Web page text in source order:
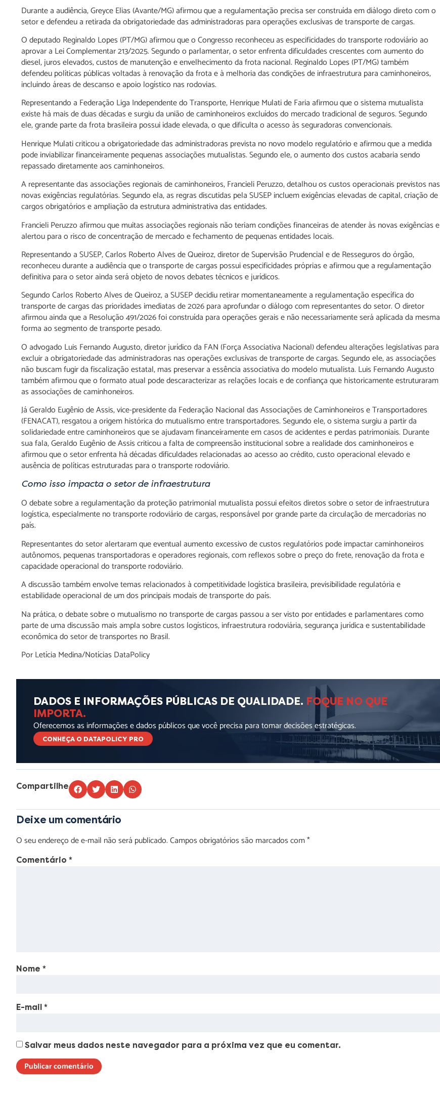
Durante a audiência, Greyce Elias (Avante/MG) afirmou que a regulamentação precisa ser construída em diálogo direto com o
setor e defendeu a retirada da obrigatoriedade das administradoras para operações exclusivas de transporte de cargas.
O deputado Reginaldo Lopes (PT/MG) afirmou que o Congresso reconheceu as especificidades do transporte rodoviário ao
aprovar a Lei Complementar 213/2025. Segundo o parlamentar, o setor enfrenta dificuldades crescentes com aumento do
diesel, juros elevados, custos de manutenção e envelhecimento da frota nacional. Reginaldo Lopes (PT/MG) também
defendeu políticas públicas voltadas à renovação da frota e à melhoria das condições de infraestrutura para caminhoneiros,
incluindo áreas de descanso e apoio logístico nas rodovias.
Representando a Federação Liga Independente do Transporte, Henrique Mulati de Faria afirmou que o sistema mutualista
existe há mais de duas décadas e surgiu da união de caminhoneiros excluídos do mercado tradicional de seguros. Segundo
ele, grande parte da frota brasileira possui idade elevada, o que dificulta o acesso às seguradoras convencionais.
Henrique Mulati criticou a obrigatoriedade das administradoras prevista no novo modelo regulatório e afirmou que a medida
pode inviabilizar financeiramente pequenas associações mutualistas. Segundo ele, o aumento dos custos acabaria sendo
repassado diretamente aos caminhoneiros.
A representante das associações regionais de caminhoneiros, Francieli Peruzzo, detalhou os custos operacionais previstos nas
novas exigências regulatórias. Segundo ela, as regras discutidas pela SUSEP incluem exigências elevadas de capital, criação de
cargos obrigatórios e ampliação da estrutura administrativa das entidades.
Francieli Peruzzo afirmou que muitas associações regionais não teriam condições financeiras de atender às novas exigências e
alertou para o risco de concentração de mercado e fechamento de pequenas entidades locais.
Representando a SUSEP, Carlos Roberto Alves de Queiroz, diretor de Supervisão Prudencial e de Resseguros do órgão,
reconheceu durante a audiência que o transporte de cargas possui especificidades próprias e afirmou que a regulamentação
definitiva para o setor ainda será objeto de novos debates técnicos e jurídicos.
Segundo Carlos Roberto Alves de Queiroz, a SUSEP decidiu retirar momentaneamente a regulamentação específica do
transporte de cargas das prioridades imediatas de 2026 para aprofundar o diálogo com representantes do setor. O diretor
afirmou ainda que a Resolução 491/2026 foi construída para operações gerais e não necessariamente será aplicada da mesma
forma ao segmento de transporte pesado.
O advogado Luis Fernando Augusto, diretor jurídico da FAN (Força Associativa Nacional) defendeu alterações legislativas para
excluir a obrigatoriedade das administradoras nas operações exclusivas de transporte de cargas. Segundo ele, as associações
não buscam fugir da fiscalização estatal, mas preservar a essência associativa do modelo mutualista. Luis Fernando Augusto
também afirmou que o formato atual pode descaracterizar as relações locais e de confiança que historicamente estruturaram
as associações de caminhoneiros.
Já Geraldo Eugênio de Assis, vice-presidente da Federação Nacional das Associações de Caminhoneiros e Transportadores
(FENACAT), resgatou a origem histórica do mutualismo entre transportadores. Segundo ele, o sistema surgiu a partir da
solidariedade entre caminhoneiros que se ajudavam financeiramente em casos de acidentes e perdas patrimoniais. Durante
sua fala, Geraldo Eugênio de Assis criticou a falta de compreensão institucional sobre a realidade dos caminhoneiros e
afirmou que o setor enfrenta há décadas dificuldades relacionadas ao acesso ao crédito, custo operacional elevado e
ausência de políticas estruturadas para o transporte rodoviário.
Como isso impacta o setor de infraestrutura
O debate sobre a regulamentação da proteção patrimonial mutualista possui efeitos diretos sobre o setor de infraestrutura
logística, especialmente no transporte rodoviário de cargas, responsável por grande parte da circulação de mercadorias no
país.
Representantes do setor alertaram que eventual aumento excessivo de custos regulatórios pode impactar caminhoneiros
autônomos, pequenas transportadoras e operadores regionais, com reflexos sobre o preço do frete, renovação da frota e
capacidade operacional do transporte rodoviário.
A discussão também envolve temas relacionados à competitividade logística brasileira, previsibilidade regulatória e
estabilidade operacional de um dos principais modais de transporte do país.
Na prática, o debate sobre o mutualismo no transporte de cargas passou a ser visto por entidades e parlamentares como
parte de uma discussão mais ampla sobre custos logísticos, infraestrutura rodoviária, segurança jurídica e sustentabilidade
econômica do setor de transportes no Brasil.
Por Letícia Medina/Notícias DataPolicy
DADOS E INFORMAÇÕES PÚBLICAS DE QUALIDADE. FOQUE NO QUE
IMPORTA.
Oferecemos as informações e dados públicos que você precisa para tomar decisões estratégicas.
CONHEÇA O DATAPOLICY PRO
Compartilhe
Deixe um comentário
O seu endereço de e-mail não será publicado.Campos obrigatórios são marcados com*
Comentário *
Nome *
E-mail *
Salvar meus dados neste navegador para a próxima vez que eu comentar.